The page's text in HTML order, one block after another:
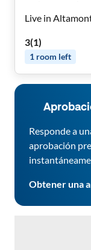
Live in
3(1)
1 room left
Responde a
aprobación
Obtener una